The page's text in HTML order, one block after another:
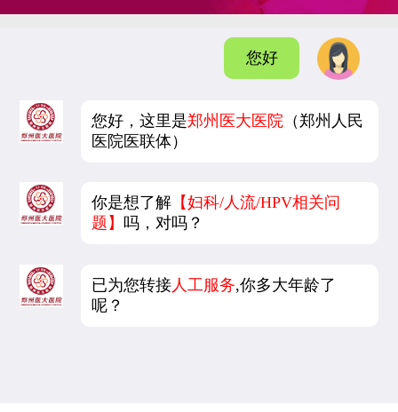
您好
您好，这里是郑州医大医院 （郑州人民
医院医联体）
你是想了解 【妇科/人流/HPV相关问
题】吗，对吗？
已为您转接 人工服务,你多大年龄了
呢？